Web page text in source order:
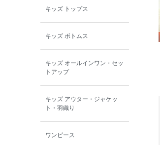
BOBOCHOSES
allolun.
ICE RING
キッズ トップス
キッズ ボトムス
キッズ オールインワン・セッ
トアップ
キッズ アウター・ジャケッ
ト・羽織り
ワンピース